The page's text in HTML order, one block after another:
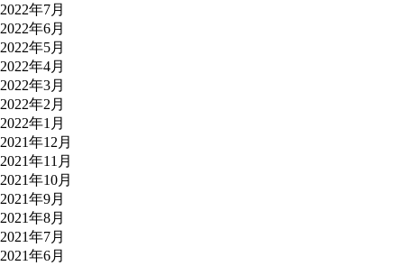
2022年7月
2022年6月
2022年5月
2022年4月
2022年3月
2022年2月
2022年1月
2021年12月
2021年11月
2021年10月
2021年9月
2021年8月
2021年7月
2021年6月